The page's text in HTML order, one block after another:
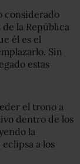
considerado
de la República
él es el
Sin
estas
el trono a
dentro de los
la
a los